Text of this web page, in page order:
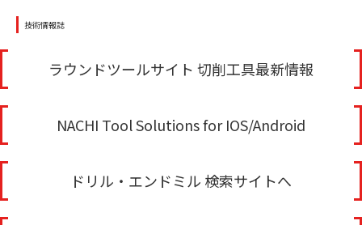
技術情報誌
ラウンドツールサイト 切削工具最新情報
NACHI Tool Solutions for IOS/Android
ドリル・エンドミル 検索サイトへ